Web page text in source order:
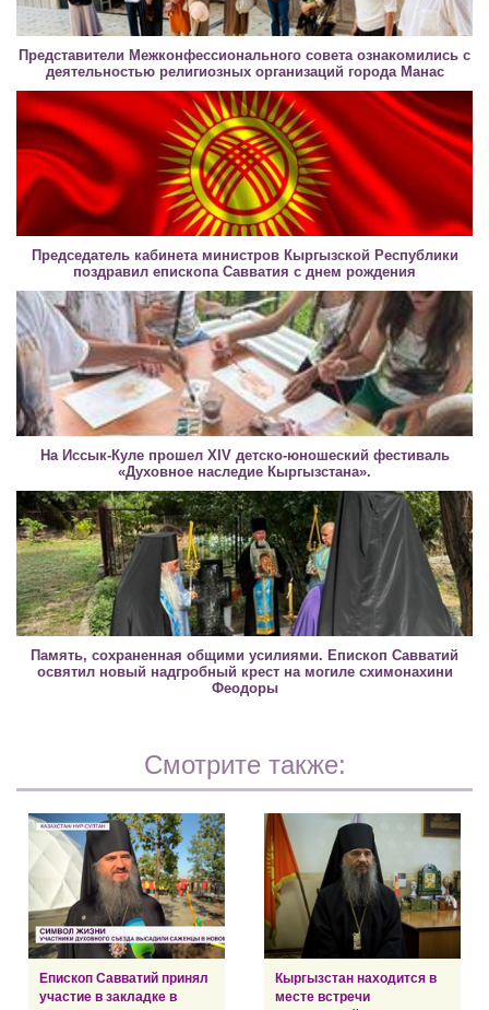
Представители Межконфессионального совета ознакомились с
деятельностью религиозных организаций города Манас
Председатель кабинета министров Кыргызской Республики
поздравил епископа Савватия с днем рождения
На Иссык-Куле прошел XIV детско-юношеский фестиваль
«Духовное наследие Кыргызстана».
Память, сохраненная общими усилиями. Епископ Савватий
освятил новый надгробный крест на могиле схимонахини
Феодоры
Смотрите также:
Епископ Савватий принял
участие в закладке в
Кыргызстан находится в
месте встречи